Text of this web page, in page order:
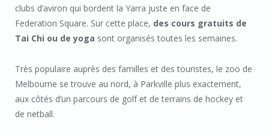
clubs d’aviron qui bordent la Yarra juste en face de
Federation Square. Sur cette place, des cours gratuits de
Tai Chi ou de yoga sont organisés toutes les semaines.
Très populaire auprès des familles et des touristes, le zoo de
Melbourne se trouve au nord, à Parkville plus exactement,
aux côtés d’un parcours de golf et de terrains de hockey et
de netball.